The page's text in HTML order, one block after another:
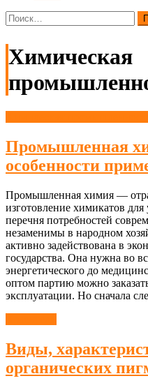
Найти:
Химическая
Промышленная
особенности
Промышленная химия —
изготовление химикатов
перечня потребностей
незаменимы в народном
активно задействована в
государства. Она нужна во
энергетического до
оптом партию можно
эксплуатации. Но сначала
Виды,
органических